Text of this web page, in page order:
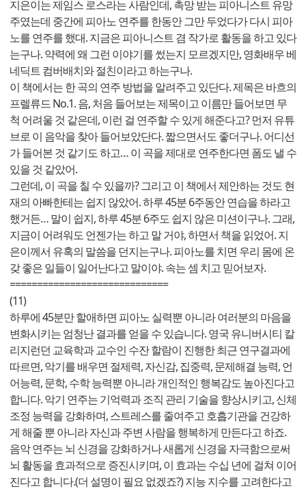
지은이는 제임스 로스라는 사람인데, 촉망 받는 피아니스트 유망
주였는데 중간에 피아노 연주를 한동안 그만 두었다가 다시 피아
노를 연주를 했대. 지금은 피아니스트 겸 작가로 활동을 하고 있다
는구나. 약력에 왜 그런 이야기를 썼는지 모르겠지만, 영화배우 베
네딕트 컴버배치와 절친이라고 하는구나.
이 책에서는 한 곡의 연주 방법을 알려주고 있단다. 제목은 바흐의
프렐류드 No.1. 음, 처음 들어보는 제목이고 이름만 들어보면 무
척 어려울 것 같은데, 이런 걸 연주할 수 있게 해준다고? 먼저 유튜
브로 이 음악을 찾아 들어보았단다. 짧으면서도 좋더구나. 어디선
가 들어본 것 같기도 하고… 이 곡을 제대로 연주한다면 폼도 낼 수
있을 것 같았어.
그런데, 이 곡을 칠 수 있을까? 그리고 이 책에서 제안하는 것도 현
재의 아빠한테는 쉽지 않았어. 하루 45분 6주동안 연습을 하라고
했거든… 말이 쉽지, 하루 45분 6주도 쉽지 않은 미션이구나. 그래,
지금이 어려워도 언젠가는 하고 말 거야, 하면서 책을 읽었어. 지
은이께서 유혹의 말씀을 던지는구나. 피아노를 치면 우리 몸에 온
갖 좋은 일들이 일어난다고 말이야. 속는 셈 치고 믿어보자.
=============================
(11)
하루에 45분만 할애하면 피아노 실력뿐 아니라 여러분의 마음을
변화시키는 엄청난 결과를 얻을 수 있습니다. 영국 유니버시티 칼
리지런던 교육학과 교수인 수잔 할람이 진행한 최근 연구결과에
따르면, 악기를 배우면 절제력, 자신감, 집중력, 문제해결 능력, 언
어능력, 문학, 수학 능력뿐 아니라 개인적인 행복감도 높아진다고
합니다. 악기 연주는 기억력과 조직 관리 기술을 향상시키고, 신체
조정 능력을 강화하며, 스트레스를 줄여주고 호흡기관을 건강하
게 해줄 뿐 아니라 자신과 주변 사람을 행복하게 만든다고 하죠.
음악 연주는 뇌 신경을 강화하거나 새롭게 신경을 자극함으로써
뇌 활동을 효과적으로 증진시키며, 이 효과는 수십 년에 걸쳐 이어
진다고 합니다.(더 설명이 필요 없겠죠?) 지능 지수를 고려한다고